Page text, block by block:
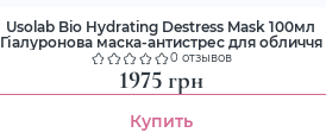
Usolab Bio Hydrating Destress Mask 100мл
Гіалуронова маска-антистрес для обличчя
0 отзывов
1975 грн
Купить